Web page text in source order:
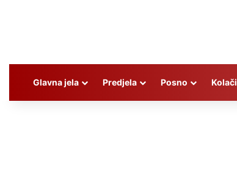
Glavna jela Predjela Posno Kolači